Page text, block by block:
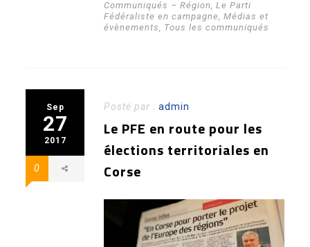
Communiqués – Région,Le Parti
Fédéraliste en campagne,Médias et
évènements, Tous les communiqués
Sep
27
2017
0
Posté par :admin
Le PFE en route pour les
élections territoriales en
Corse